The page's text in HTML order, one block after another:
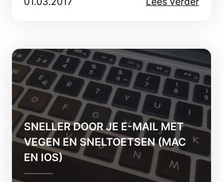
SNELLER DOOR JE E-MAIL MET
VEGEN EN SNELTOETSEN (MAC
EN IOS)